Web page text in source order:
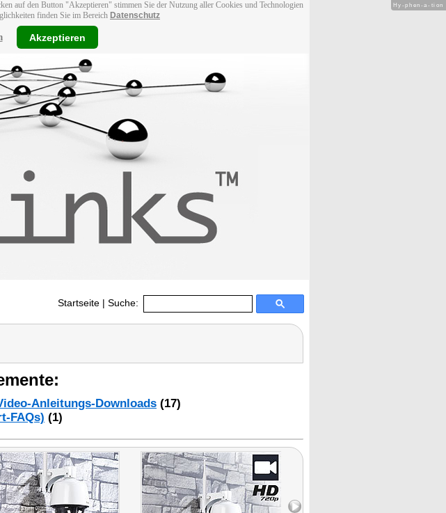
auf den Button "Akzeptieren" stimmen Sie der Nutzung aller Cookies und Technologien
finden Sie im Bereich Datenschutz
Akzeptieren
Startseite | Suche:
Anleitungs-Downloads (17)
FAQs) (1)
Hy-phen-a-tion